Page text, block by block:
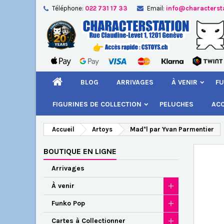
Téléphone: 022 731 17 33 Email:
BLOG ARRIVAGES À VENIR
FIGURINES DE COLLECTION PELUCHES
Accueil Artoys Mad*l par Yvan Parmentier
BOUTIQUE EN LIGNE
Arrivages
À venir
Funko Pop
Cartes à Collectionner